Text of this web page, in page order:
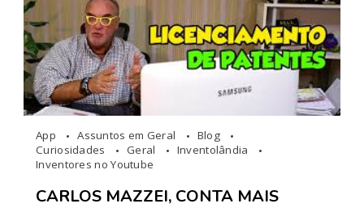
App Assuntos em Geral
Blog
Curiosidades
Geral
Inventolândia
Inventores no Youtube
CARLOS MAZZEI, CONTA MAIS